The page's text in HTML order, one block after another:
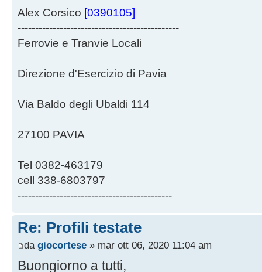
Alex Corsico [0390105]
----------------------------------------------
Ferrovie e Tranvie Locali
Direzione d'Esercizio di Pavia
Via Baldo degli Ubaldi 114
27100 PAVIA
Tel 0382-463179
cell 338-6803797
--------------------------------------------
Re: Profili testate
da giocortese » mar ott 06, 2020 11:04 am
Buongiorno a tutti,